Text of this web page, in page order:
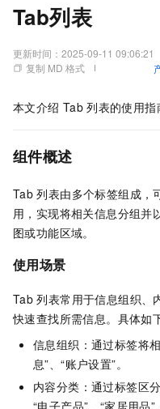
Tab列表
更新时间： 2025-09-11 09:06:21
复制 MD 格式
本文介绍 Tab 列表的使用指
组件概述
Tab 列表由多个标签组成，
用，实现将相关信息分组并
图或功能区域。
使用场景
Tab 列表常用于信息组织、
快速查找所需信息。具体如
信息组织：通过标签将
息”、“账户设置”。
内容分类：通过标签区
“电子产品”、“家居用品”。